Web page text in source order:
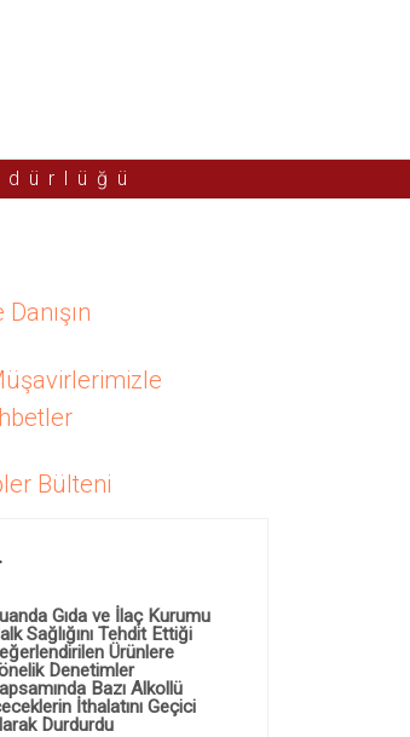
Bülteni
Gıda ve İlaç Kurumu
Sağlığını Tehdit Ettiği
Ürünlere
Denetimler
Bazı Alkollü
İthalatını Geçici
Durdurdu